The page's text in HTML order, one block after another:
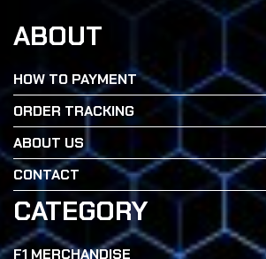
ABOUT
HOW TO PAYMENT
ORDER TRACKING
ABOUT US
CONTACT
CATEGORY
F1 MERCHANDISE